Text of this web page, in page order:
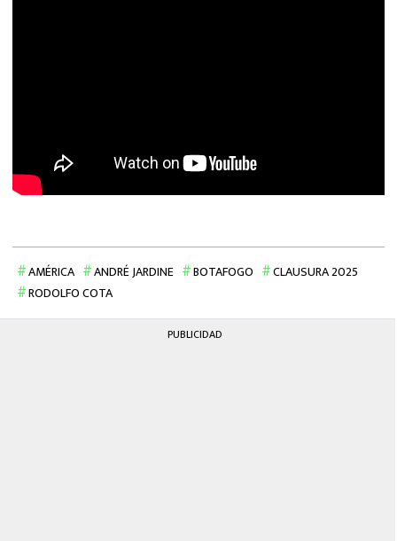
AMÉRICA ANDRÉ JARDINE BOTAFOGO
CLAUSURA 2025
RODOLFO COTA
PUBLICIDAD